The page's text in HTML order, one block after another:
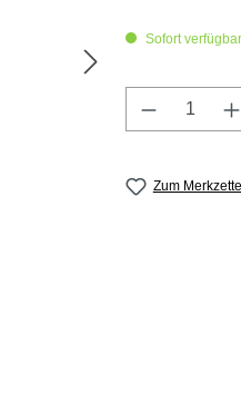
Sofort
Produkt
Zum